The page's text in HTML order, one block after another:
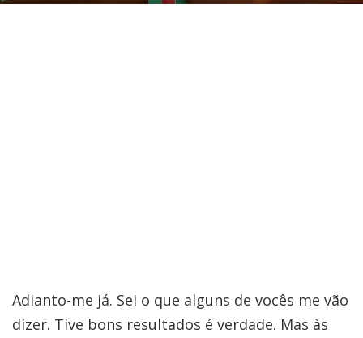
Adianto-me já. Sei o que alguns de vocês me vão
dizer. Tive bons resultados é verdade. Mas às